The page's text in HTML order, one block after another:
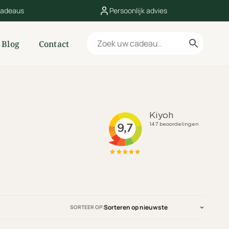
Persoonlijk advies
Blog Contact
SORTEER OP: